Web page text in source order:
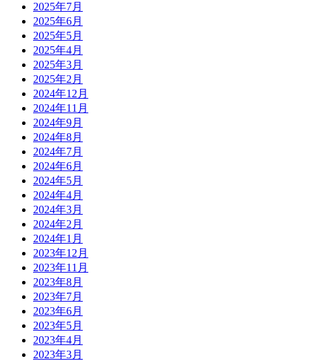
2025年7月
2025年6月
2025年5月
2025年4月
2025年3月
2025年2月
2024年12月
2024年11月
2024年9月
2024年8月
2024年7月
2024年6月
2024年5月
2024年4月
2024年3月
2024年2月
2024年1月
2023年12月
2023年11月
2023年8月
2023年7月
2023年6月
2023年5月
2023年4月
2023年3月